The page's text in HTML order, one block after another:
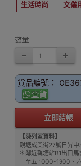
生活時尚 文儀
數量
貨品編號：
查貨
立即結帳
【陳列室資料】
觀塘成業街27號日昇
＊鄰近觀塘站B1出口
一至五 1000-1900、